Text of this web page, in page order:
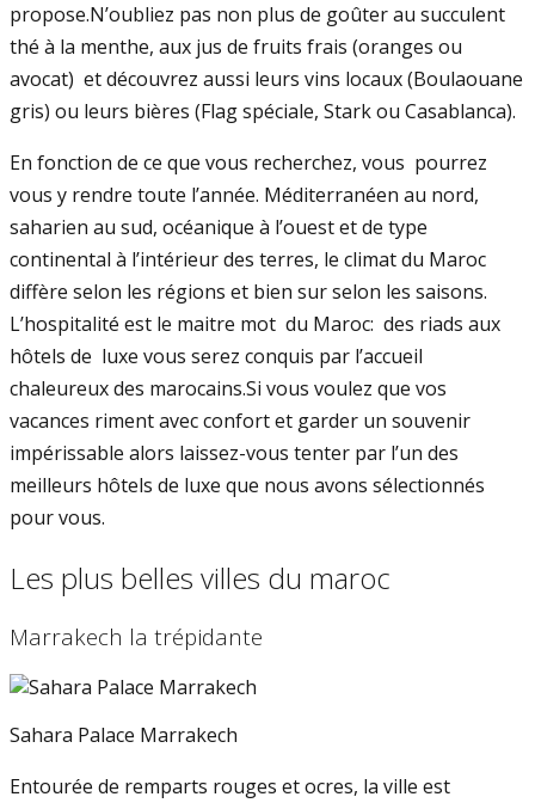
propose.N’oubliez pas non plus de goûter au succulent
thé à la menthe, aux jus de fruits frais (oranges ou
avocat) et découvrez aussi leurs vins locaux (Boulaouane
gris) ou leurs bières (Flag spéciale, Stark ou Casablanca).
En fonction de ce que vous recherchez, vous pourrez
vous y rendre toute l’année. Méditerranéen au nord,
saharien au sud, océanique à l’ouest et de type
continental à l’intérieur des terres, le climat du Maroc
diffère selon les régions et bien sur selon les saisons.
L’hospitalité est le maitre mot du Maroc: des riads aux
hôtels de luxe vous serez conquis par l’accueil
chaleureux des marocains.Si vous voulez que vos
vacances riment avec confort et garder un souvenir
impérissable alors laissez-vous tenter par l’un des
meilleurs hôtels de luxe que nous avons sélectionnés
pour vous.
Les plus belles villes du maroc
Marrakech la trépidante
Sahara Palace Marrakech
Entourée de remparts rouges et ocres, la ville est